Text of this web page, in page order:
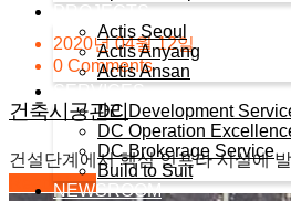
PROJECTS
Actis Seoul
Actis Anyang
Actis Ansan
SERVICES
DC Development
DC Operation
DC Brokerage Service
Build to Suit
NEWSROOM
2020년 04월 12일
0 Comments
건축시공관리
건설단계에서 핵심 인프라 시설에
Read More